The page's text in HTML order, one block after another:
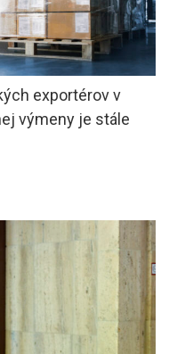
exportérov v
výmeny je stále